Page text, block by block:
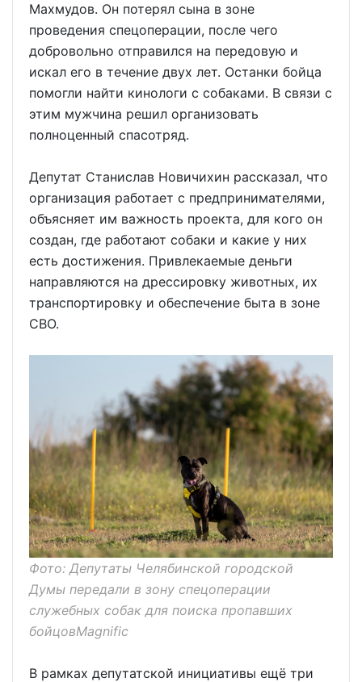
Махмудов. Он потерял сына в зоне
проведения спецоперации, после чего
добровольно отправился на передовую и
искал его в течение двух лет. Останки бойца
помогли найти кинологи с собаками. В связи с
этим мужчина решил организовать
полноценный спасотряд.
Депутат Станислав Новичихин рассказал, что
организация работает с предпринимателями,
объясняет им важность проекта, для кого он
создан, где работают собаки и какие у них
есть достижения. Привлекаемые деньги
направляются на дрессировку животных, их
транспортировку и обеспечение быта в зоне
СВО.
Фото: Депутаты Челябинской городской
Думы передали в зону спецоперации
служебных собак для поиска пропавших
бойцовMagnific
В рамках депутатской инициативы ещё три